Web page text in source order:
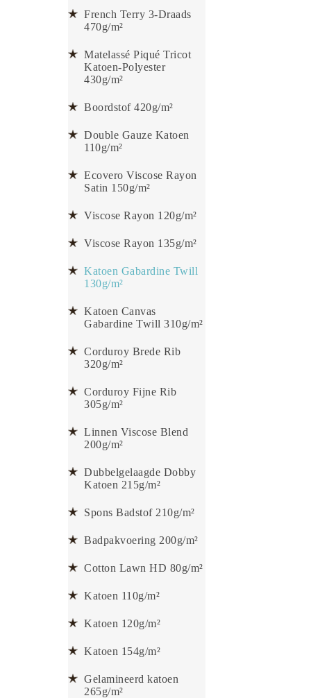
French Terry 3-Draads
470g/m²
Matelassé Piqué Tricot
Katoen-Polyester
430g/m²
Boordstof 420g/m²
Double Gauze Katoen
110g/m²
Ecovero Viscose Rayon
Satin 150g/m²
Viscose Rayon 120g/m²
Viscose Rayon 135g/m²
Katoen Gabardine Twill
130g/m²
Katoen Canvas
Gabardine Twill 310g/m²
Corduroy Brede Rib
320g/m²
Corduroy Fijne Rib
305g/m²
Linnen Viscose Blend
200g/m²
Dubbelgelaagde Dobby
Katoen 215g/m²
Spons Badstof 210g/m²
Badpakvoering 200g/m²
Cotton Lawn HD 80g/m²
Katoen 110g/m²
Katoen 120g/m²
Katoen 154g/m²
Gelamineerd katoen
265g/m²